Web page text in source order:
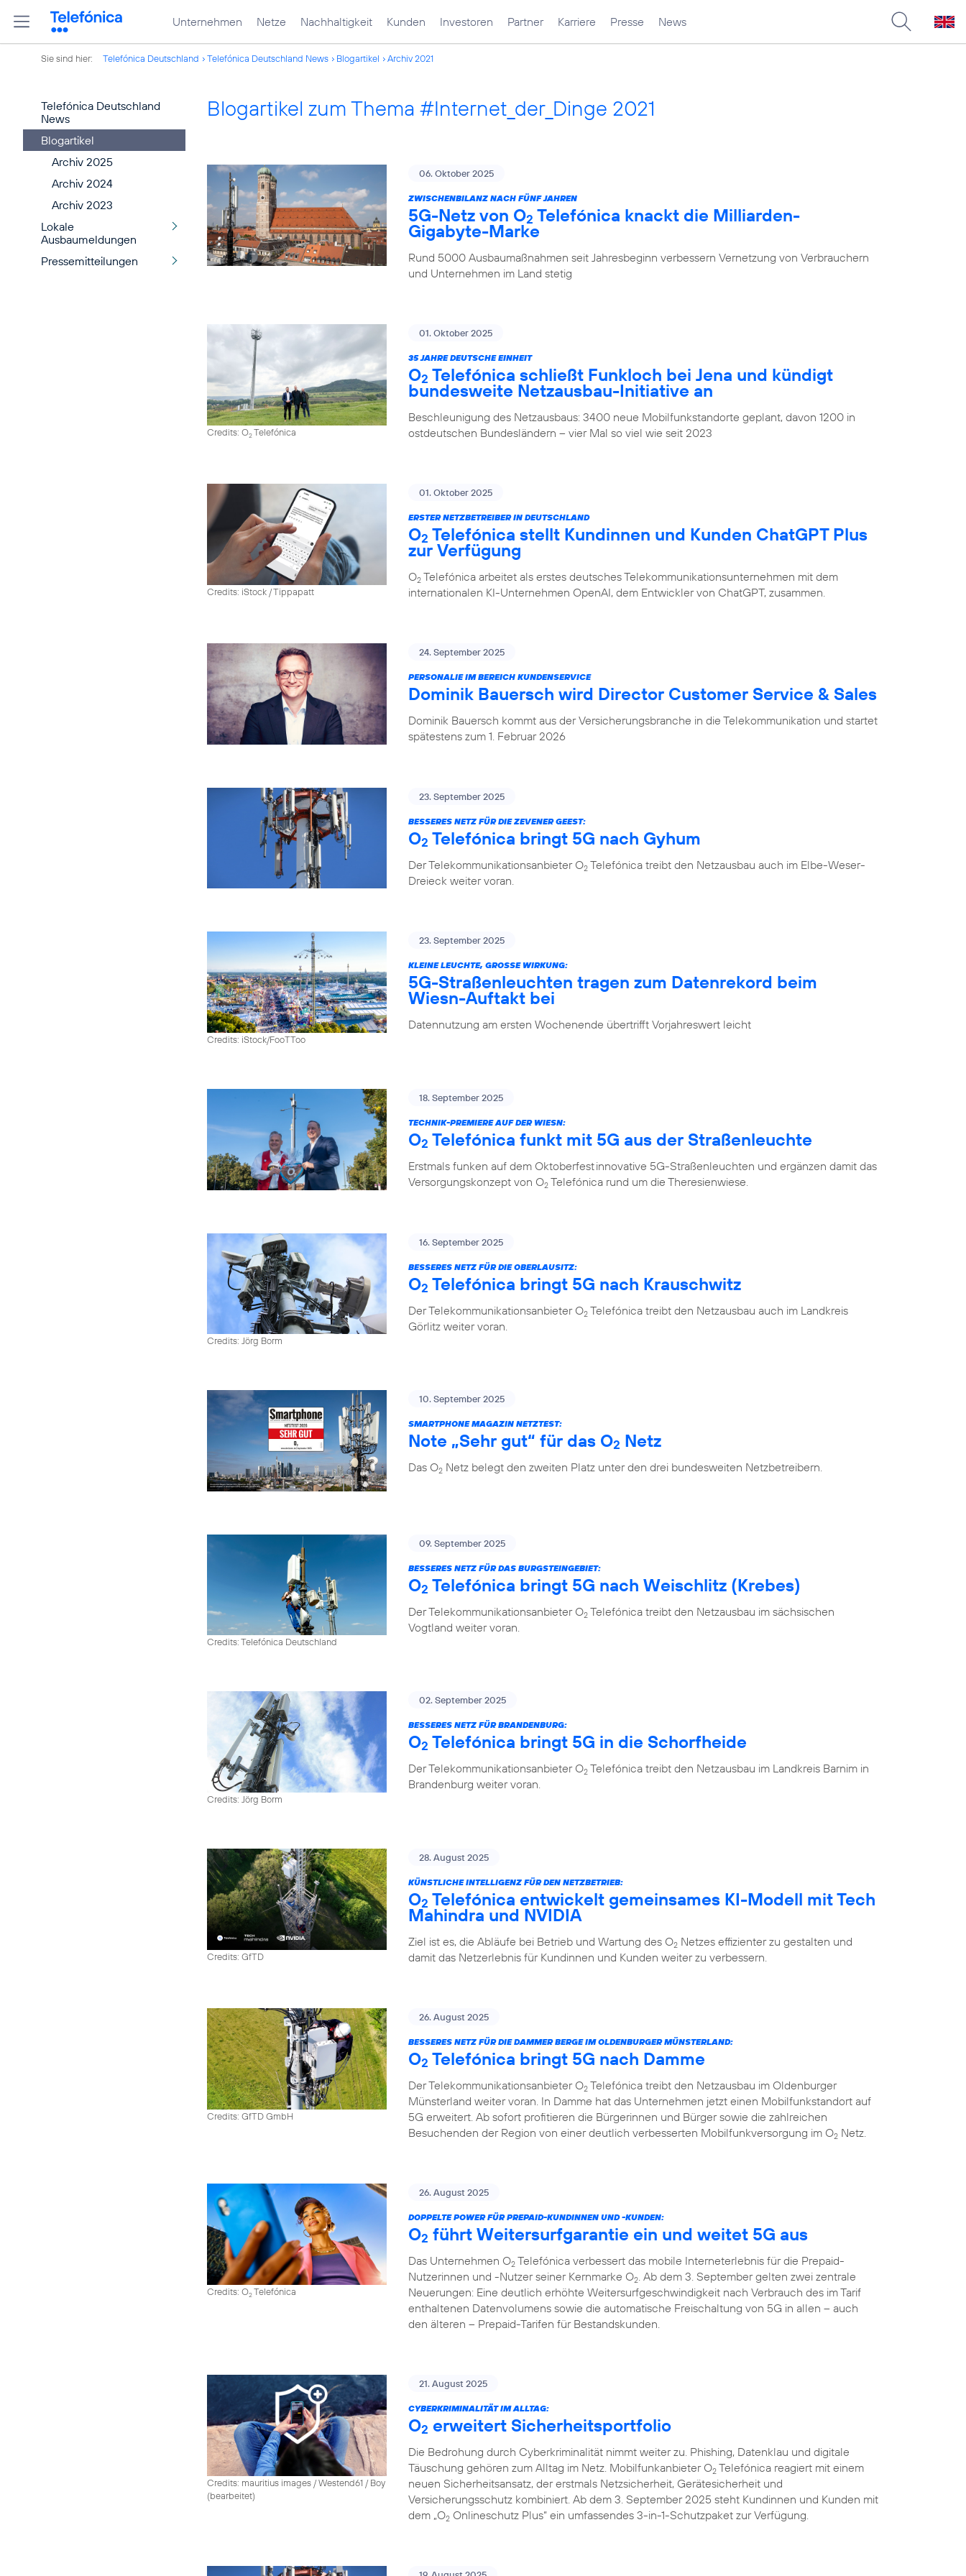
Unternehmen Netze Nachhaltigkeit Kunden Investoren Partner Karriere Presse News
Sie sind hier: Telefónica Deutschland Telefónica Deutschland News Blogartikel Archiv 2021
Telefónica Deutschland
News
Blogartikel
Archiv 2025
Archiv 2024
Archiv 2023
Lokale
Ausbaumeldungen
Pressemitteilungen
Blogartikel zum Thema #Internet_der_Dinge 2021
06. Oktober 2025
ZWISCHENBILANZ NACH FÜNF JAHREN
5G-Netz von O2 Telefónica knackt die Milliarden-
Gigabyte-Marke
Rund 5000 Ausbaumaßnahmen seit Jahresbeginn verbessern Vernetzung von Verbrauchern
und Unternehmen im Land stetig
Credits: O2Telefónica
01. Oktober 2025
35 JAHRE DEUTSCHE EINHEIT
O2 Telefónica schließt Funkloch bei Jena und kündigt
bundesweite Netzausbau-Initiative an
Beschleunigung des Netzausbaus: 3400 neue Mobilfunkstandorte geplant, davon 1200 in
ostdeutschen Bundesländern – vier Mal so viel wie seit 2023
Credits: iStock / Tippapatt
01. Oktober 2025
ERSTER NETZBETREIBER IN DEUTSCHLAND
O2 Telefónica stellt Kundinnen und Kunden ChatGPT Plus
zur Verfügung
O2 Telefónica arbeitet als erstes deutsches Telekommunikationsunternehmen mit dem
internationalen KI-Unternehmen OpenAI, dem Entwickler von ChatGPT, zusammen.
24. September 2025
PERSONALIE IM BEREICH KUNDENSERVICE
Dominik Bauersch wird Director Customer Service & Sales
Dominik Bauersch kommt aus der Versicherungsbranche in die Telekommunikation und startet
spätestens zum 1. Februar 2026
23. September 2025
BESSERES NETZ FÜR DIE ZEVENER GEEST:
O2 Telefónica bringt 5G nach Gyhum
Der Telekommunikationsanbieter O2 Telefónica treibt den Netzausbau auch im Elbe-Weser-
Dreieck weiter voran.
Credits: iStock/FooTToo
23. September 2025
KLEINE LEUCHTE, GROSSE WIRKUNG:
5G-Straßenleuchten tragen zum Datenrekord beim
Wiesn-Auftakt bei
Datennutzung am ersten Wochenende übertrifft Vorjahreswert leicht
18. September 2025
TECHNIK-PREMIERE AUF DER WIESN:
O2 Telefónica funkt mit 5G aus der Straßenleuchte
Erstmals funken auf dem Oktoberfest innovative 5G-Straßenleuchten und ergänzen damit das
Versorgungskonzept von O2 Telefónica rund um die Theresienwiese.
Credits: Jörg Borm
16. September 2025
BESSERES NETZ FÜR DIE OBERLAUSITZ:
O2 Telefónica bringt 5G nach Krauschwitz
Der Telekommunikationsanbieter O2 Telefónica treibt den Netzausbau auch im Landkreis
Görlitz weiter voran.
10. September 2025
SMARTPHONE MAGAZIN NETZTEST:
Note „Sehr gut“ für das O2 Netz
Das O2 Netz belegt den zweiten Platz unter den drei bundesweiten Netzbetreibern.
Credits: Telefónica Deutschland
09. September 2025
BESSERES NETZ FÜR DAS BURGSTEINGEBIET:
O2 Telefónica bringt 5G nach Weischlitz (Krebes)
Der Telekommunikationsanbieter O2 Telefónica treibt den Netzausbau im sächsischen
Vogtland weiter voran.
Credits: Jörg Borm
02. September 2025
BESSERES NETZ FÜR BRANDENBURG:
O2 Telefónica bringt 5G in die Schorfheide
Der Telekommunikationsanbieter O2 Telefónica treibt den Netzausbau im Landkreis Barnim in
Brandenburg weiter voran.
Credits: GfTD
28. August 2025
KÜNSTLICHE INTELLIGENZ FÜR DEN NETZBETRIEB:
O2 Telefónica entwickelt gemeinsames KI-Modell mit Tech
Mahindra und NVIDIA
Ziel ist es, die Abläufe bei Betrieb und Wartung des O2 Netzes effizienter zu gestalten und
damit das Netzerlebnis für Kundinnen und Kunden weiter zu verbessern.
Credits: GfTD GmbH
26. August 2025
BESSERES NETZ FÜR DIE DAMMER BERGE IM OLDENBURGER MÜNSTERLAND:
O2 Telefónica bringt 5G nach Damme
Der Telekommunikationsanbieter O2 Telefónica treibt den Netzausbau im Oldenburger
Münsterland weiter voran. In Damme hat das Unternehmen jetzt einen Mobilfunkstandort auf
5G erweitert. Ab sofort profitieren die Bürgerinnen und Bürger sowie die zahlreichen
Besuchenden der Region von einer deutlich verbesserten Mobilfunkversorgung im O2 Netz.
Credits: O2Telefónica
26. August 2025
DOPPELTE POWER FÜR PREPAID-KUNDINNEN UND -KUNDEN:
O2 führt Weitersurfgarantie ein und weitet 5G aus
Das Unternehmen O2 Telefónica verbessert das mobile Interneterlebnis für die Prepaid-
Nutzerinnen und -Nutzer seiner Kernmarke O2. Ab dem 3. September gelten zwei zentrale
Neuerungen: Eine deutlich erhöhte Weitersurfgeschwindigkeit nach Verbrauch des im Tarif
enthaltenen Datenvolumens sowie die automatische Freischaltung von 5G in allen – auch
den älteren – Prepaid-Tarifen für Bestandskunden.
Credits: mauritius images / Westend61 / Boy
(bearbeitet)
21. August 2025
CYBERKRIMINALITÄT IM ALLTAG:
O2 erweitert Sicherheitsportfolio
Die Bedrohung durch Cyberkriminalität nimmt weiter zu. Phishing, Datenklau und digitale
Täuschung gehören zum Alltag im Netz. Mobilfunkanbieter O2 Telefónica reagiert mit einem
neuen Sicherheitsansatz, der erstmals Netzsicherheit, Gerätesicherheit und
Versicherungsschutz kombiniert. Ab dem 3. September 2025 steht Kundinnen und Kunden mit
dem „O2 Onlineschutz Plus“ ein umfassendes 3-in-1-Schutzpaket zur Verfügung.